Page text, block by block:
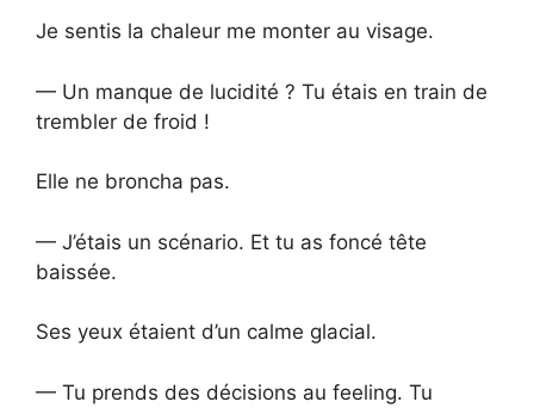
Je sentis la chaleur me monter au visage.
— Un manque de lucidité ? Tu étais en train de
trembler de froid !
Elle ne broncha pas.
— J’étais un scénario. Et tu as foncé tête
baissée.
Ses yeux étaient d’un calme glacial.
— Tu prends des décisions au feeling. Tu